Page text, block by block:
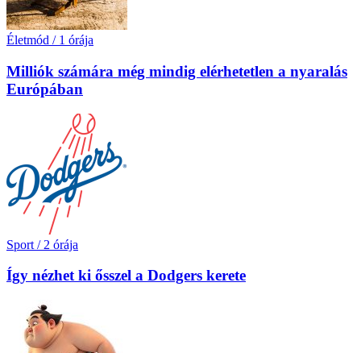
Életmód / 1 órája
Milliók számára még mindig elérhetetlen a nyaralás
Európában
Sport / 2 órája
Így nézhet ki ősszel a Dodgers kerete